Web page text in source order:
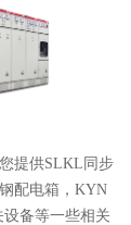
提供SLKL同步
钢配电箱，KYN
设备等一些相关